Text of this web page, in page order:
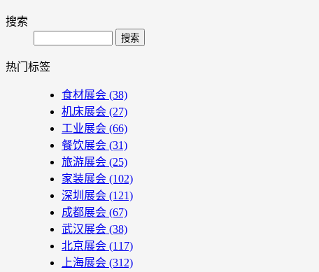
搜索
Search
热门标签
食材展会 (38)
机床展会 (27)
工业展会 (66)
餐饮展会 (31)
旅游展会 (25)
家装展会 (102)
深圳展会 (121)
成都展会 (67)
武汉展会 (38)
北京展会 (117)
上海展会 (312)